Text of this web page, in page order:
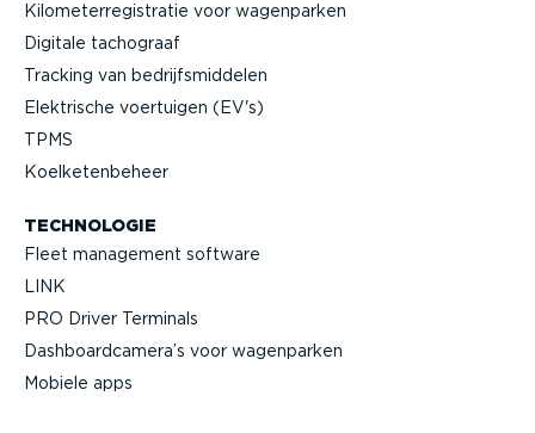
Kilome­ter­re­gi­stratie voor wagenparken
Digitale tachograaf
Tracking van bedrijfs­mid­delen
Elektrische voertuigen (EV's)
TPMS
Koelke­ten­beheer
TECHNOLOGIE
Fleet management software
LINK
PRO Driver Terminals
Dashboard­camera’s voor wagenparken
Mobiele apps